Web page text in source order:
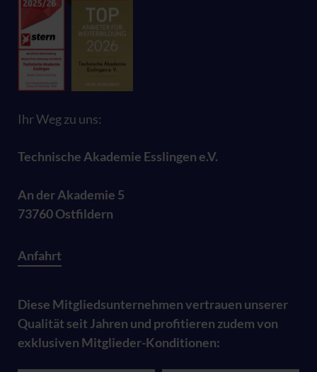
Ihr Weg zu uns:
Technische Akademie Esslingen e.V.
An der Akademie 5
73760 Ostfildern
Anfahrt
Diese Mitgliedsunternehmen vertrauen unserer
Qualität seit Jahren und profitieren zudem von
exklusiven Mitglieder-Konditionen: